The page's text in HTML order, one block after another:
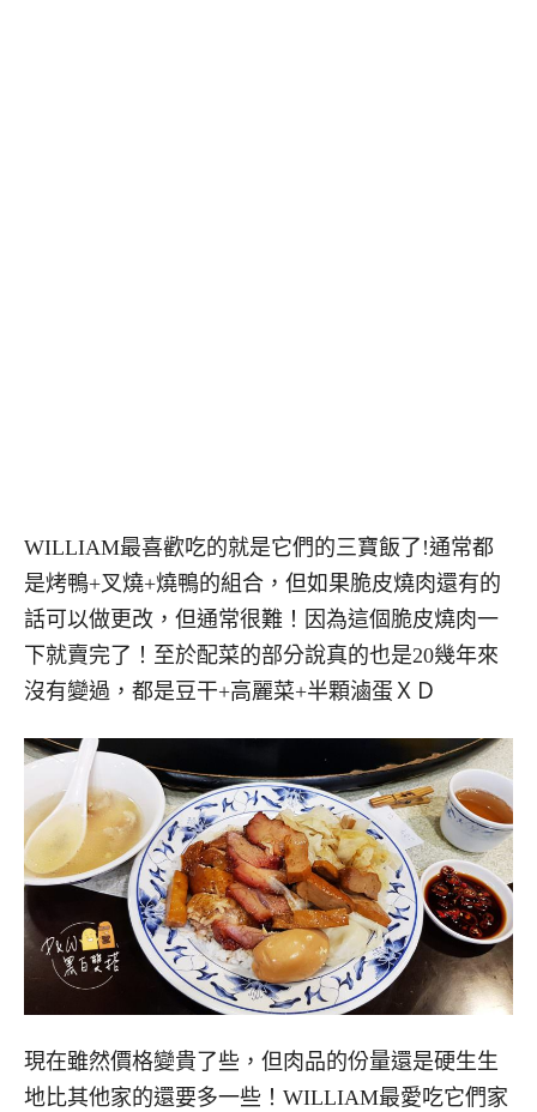
WILLIAM最喜歡吃的就是它們的三寶飯了!通常都
是烤鴨+叉燒+燒鴨的組合，但如果脆皮燒肉還有的
話可以做更改，但通常很難！因為這個脆皮燒肉一
下就賣完了！至於配菜的部分說真的也是20幾年來
沒有變過，都是豆干+高麗菜+半顆滷蛋ＸＤ
現在雖然價格變貴了些，但肉品的份量還是硬生生
地比其他家的還要多一些！WILLIAM最愛吃它們家